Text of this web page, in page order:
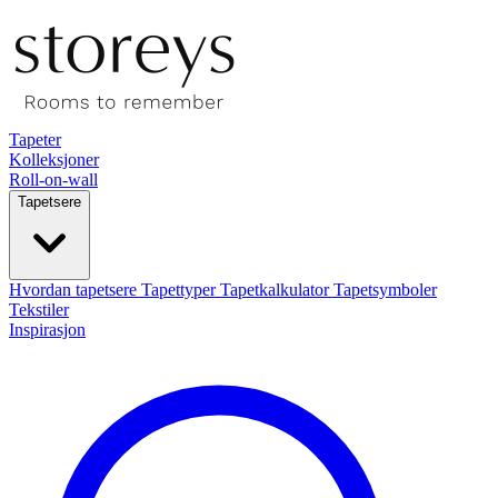
Tapeter
Kolleksjoner
Roll-on-wall
Tapetsere
Hvordan tapetsere TapettyperTapetkalkulatorTapetsymboler
Tekstiler
Inspirasjon